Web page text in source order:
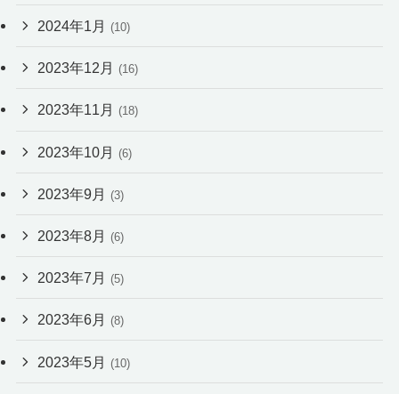
2024年1月 (10)
2023年12月 (16)
2023年11月 (18)
2023年10月 (6)
2023年9月 (3)
2023年8月 (6)
2023年7月 (5)
2023年6月 (8)
2023年5月 (10)